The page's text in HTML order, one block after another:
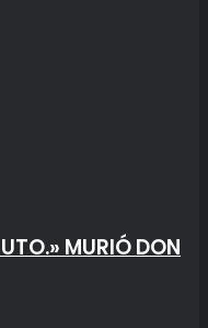
MURIÓ DON